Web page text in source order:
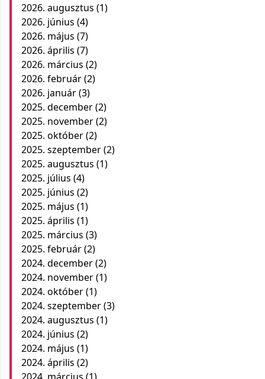
2026. augusztus (1)
2026. június (4)
2026. május (7)
2026. április (7)
2026. március (2)
2026. február(2)
2026. január(3)
2025. december(2)
2025. november(2)
2025. október(2)
2025. szeptember(2)
2025. augusztus (1)
2025. július (4)
2025. június (2)
2025. május (1)
2025. április (1)
2025. március (3)
2025. február(2)
2024. december(2)
2024. november(1)
2024. október(1)
2024. szeptember(3)
2024. augusztus (1)
2024. június (2)
2024. május (1)
2024. április (2)
2024. március (1)